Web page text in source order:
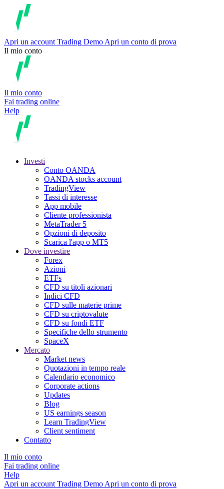
Apri un account Trading Demo Apri un conto di prova
Il mio conto
Il mio conto
Fai trading online
Help
Investi
Conto OANDA
OANDA stocks account
TradingView
Tassi di interesse
App mobile
Cliente professionista
MetaTrader 5
Opzioni di deposito
Scarica l'app o MT5
Dove investire
Forex
Azioni
ETFs
CFD su titoli azionari
Indici CFD
CFD sulle materie prime
CFD su criptovalute
CFD su fondi ETF
Specifiche dello strumento
SpaceX
Mercato
Market news
Quotazioni in tempo reale
Calendario economico
Corporate actions
Updates
Blog
US earnings season
Learn TradingView
Client sentiment
Contatto
Il mio conto
Fai trading online
Help
Apri un account Trading Demo Apri un conto di prova